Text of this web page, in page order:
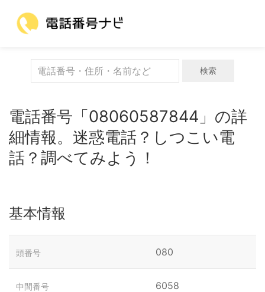
検索
電話番号「08060587844」の詳
細情報。迷惑電話？しつこい電
話？調べてみよう！
基本情報
頭番号 080
中間番号 6058